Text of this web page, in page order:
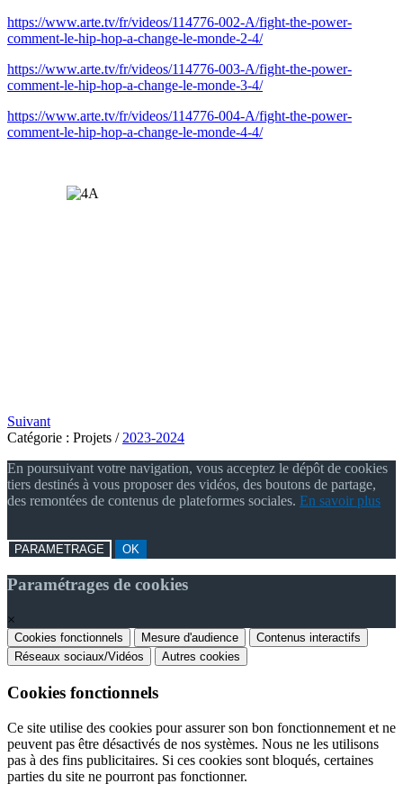
https://www.arte.tv/fr/videos/114776-002-A/fight-the-power-
comment-le-hip-hop-a-change-le-monde-2-4/
https://www.arte.tv/fr/videos/114776-003-A/fight-the-power-
comment-le-hip-hop-a-change-le-monde-3-4/
https://www.arte.tv/fr/videos/114776-004-A/fight-the-power-
comment-le-hip-hop-a-change-le-monde-4-4/
Suivant
Catégorie : Projets / 2023-2024
En poursuivant votre navigation, vous acceptez le dépôt de cookies
tiers destinés à vous proposer des vidéos, des boutons de partage,
des remontées de contenus de plateformes sociales. En savoir plus
PARAMETRAGE OK
Paramétrages de cookies
×
Cookies fonctionnels Mesure d'audience
Contenus interactifs
Réseaux sociaux/Vidéos
Autres cookies
Cookies fonctionnels
Ce site utilise des cookies pour assurer son bon fonctionnement et ne
peuvent pas être désactivés de nos systèmes. Nous ne les utilisons
pas à des fins publicitaires. Si ces cookies sont bloqués, certaines
parties du site ne pourront pas fonctionner.